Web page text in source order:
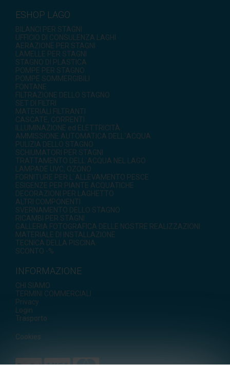
ESHOP LAGO
BILANCI PER STAGNI
UFFICIO DI CONSULENZA LAGHI
AERAZIONE PER STAGNI
LAMELLE PER STAGNI
STAGNO DI PLASTICA
POMPE PER STAGNO
POMPE SOMMERGIBILI
FONTANE
FILTRAZIONE DELLO STAGNO
SET DI FILTRI
MATERIALI FILTRANTI
CASCATE, CORRENTI
ILLUMINAZIONE ed ELETTRICITÀ
AMMISSIONE AUTOMATICA DELL`ACQUA
PULIZIA DELLO STAGNO
SCHIUMATORI PER STAGNI
TRATTAMENTO DELL`ACQUA NEL LAGO
LAMPADE UVC, OZONO
FORNITURE PER L`ALLEVAMENTO PESCE
ESIGENZE PER PIANTE ACQUATICHE
DECORAZIONI PER LAGHETTO
ALTRI COMPONENTI
SVERNAMENTO DELLO STAGNO
RICAMBI PER STAGNI
GALLERIA FOTOGRAFICA DELLE NOSTRE REALIZZAZIONI
MATERIALE DI INSTALLAZIONE
TECNICA DELLA PISCINA
SCONTO -%
INFORMAZIONE
CHI SIAMO
TERMINI COMMERCIALI
Privacy
Login
Trasporto
Cookies